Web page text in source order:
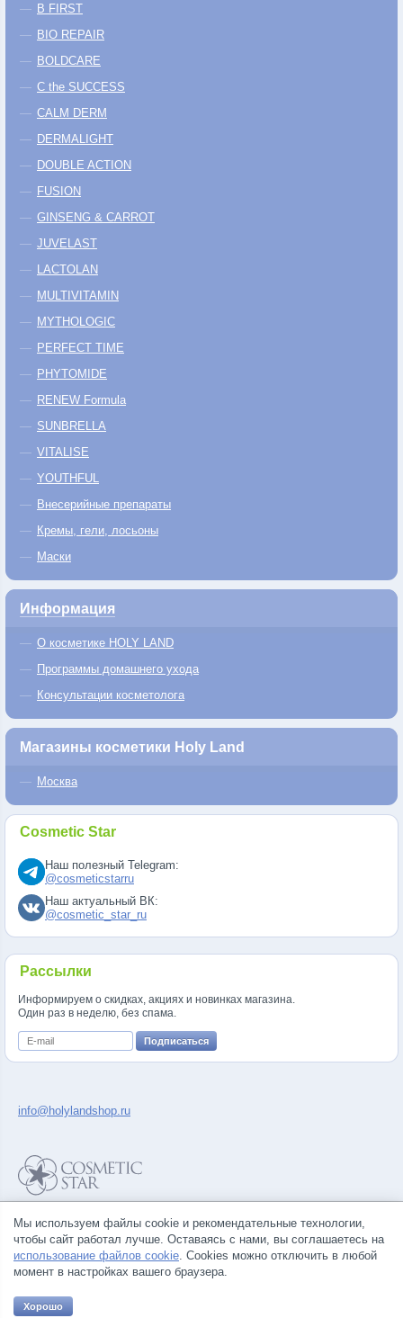
B FIRST
BIO REPAIR
BOLDCARE
C the SUCCESS
CALM DERM
DERMALIGHT
DOUBLE ACTION
FUSION
GINSENG & CARROT
JUVELAST
LACTOLAN
MULTIVITAMIN
MYTHOLOGIC
PERFECT TIME
PHYTOMIDE
RENEW Formula
SUNBRELLA
VITALISE
YOUTHFUL
Внесерийные препараты
Кремы, гели, лосьоны
Маски
Информация
О косметике HOLY LAND
Программы домашнего ухода
Консультации косметолога
Магазины косметики Holy Land
Москва
Cosmetic Star
Наш полезный Telegram:
@cosmeticstarru
Наш актуальный ВК:
@cosmetic_star_ru
Рассылки
Информируем о скидках, акциях и новинках магазина.
Один раз в неделю, без спама.
Правила продажи товаров
Согласие на обработку персональных данных
info@holylandshop.ru
© Все права на товарные знаки принадлежат их законным владельцам.
Мы используем файлы cookie и рекомендательные технологии,
чтобы сайт работал лучше. Оставаясь с нами, вы соглашаетесь на
использование файлов cookie. Cookies можно отключить в любой
момент в настройках вашего браузера.
Хорошо